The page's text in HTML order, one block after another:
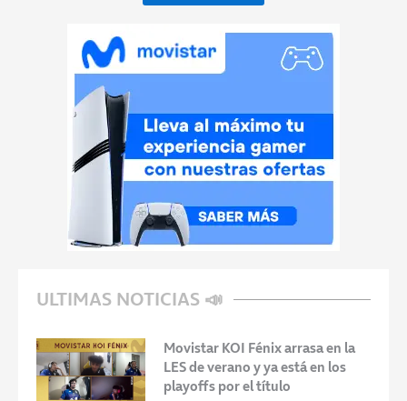
ULTIMAS NOTICIAS 📣
Movistar KOI Fénix arrasa en la
LES de verano y ya está en los
playoffs por el título